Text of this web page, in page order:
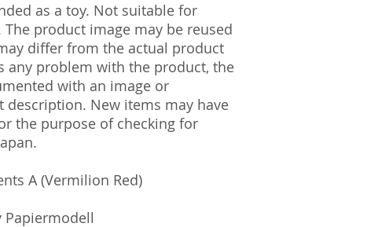
as a toy. Not suitable for
product image may be reused
differ from the actual product
any problem with the product, the
with an image or
description. New items may have
the purpose of checking for
A (Vermilion Red)
Papiermodell